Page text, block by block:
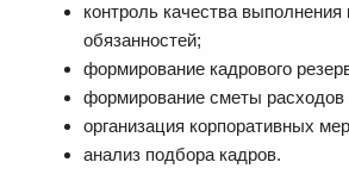
контроль качества выполнения
обязанностей;
формирование кадрового
формирование сметы расходов
организация корпоративных
анализ подбора кадров.